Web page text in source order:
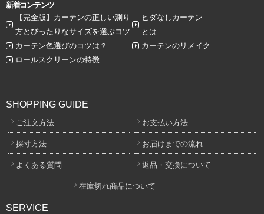
新着コンテンツ
【完全版】カーテンの正しい測り
方とぴったりなサイズを選ぶコツ
ヒダなしカーテン
とは
カーテン色選びのコツは？
カーテンのリメイク
ロールスクリーンの特徴
SHOPPING GUIDE
ご注文方法 お支払い方法
採寸方法 お届けまでの流れ
よくある質問 返品・交換について
在庫切れ商品について
SERVICE